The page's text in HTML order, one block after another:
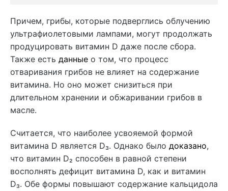
Причем, грибы, которые подверглись облучению
ультрафиолетовыми лампами, могут продолжать
продуцировать витамин D даже после сбора.
Также есть данные о том, что процесс
отваривания грибов не влияет на содержание
витамина. Но оно может снизиться при
длительном хранении и обжаривании грибов в
масле.
Считается, что наиболее усвояемой формой
витамина D является D₃. Однако было доказано,
что витамин D₂ способен в равной степени
восполнять дефицит витамина D, как и витамин
D₃. Обе формы повышают содержание кальцидола